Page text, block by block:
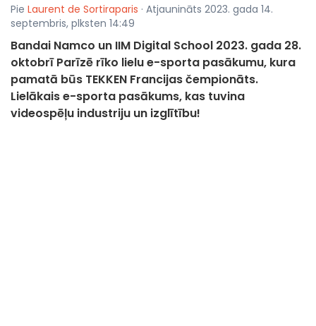
Pie Laurent de Sortiraparis · Atjaunināts 2023. gada 14.
septembris, plksten 14:49
Bandai Namco un IIM Digital School 2023. gada 28.
oktobrī Parīzē rīko lielu e-sporta pasākumu, kura
pamatā būs TEKKEN Francijas čempionāts.
Lielākais e-sporta pasākums, kas tuvina
videospēļu industriju un izglītību!